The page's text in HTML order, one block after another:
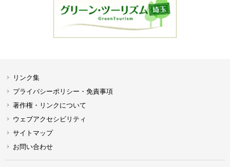
リンク集
プライバシーポリシー・免責事項
著作権・リンクについて
ウェブアクセシビリティ
サイトマップ
お問い合わせ